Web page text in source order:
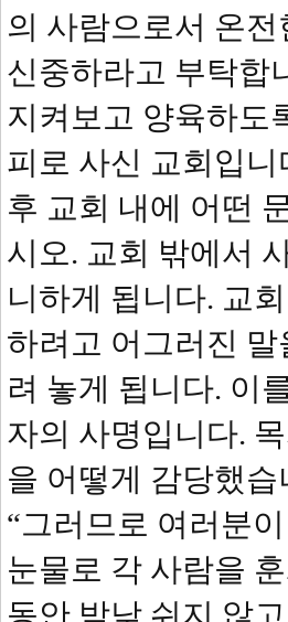
의 사람으로서 온
신중하라고 부탁합
지켜보고 양육하도
피로 사신 교회입
후 교회 내에 어떤
시오. 교회 밖에서
니하게 됩니다. 교
하려고 어그러진
려 놓게 됩니다. 이
자의 사명입니다.
을 어떻게 감당했
“그러므로 여러분
눈물로 각 사람을
동안 밤낮 쉬지 않